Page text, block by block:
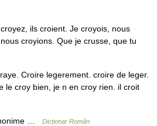
ils croient. Je croyois, nous
croyions. Que je crusse, que tu
Croire legerement. croire de leger.
le croy bien, je n en croy rien. il croit
… Dicționar Român